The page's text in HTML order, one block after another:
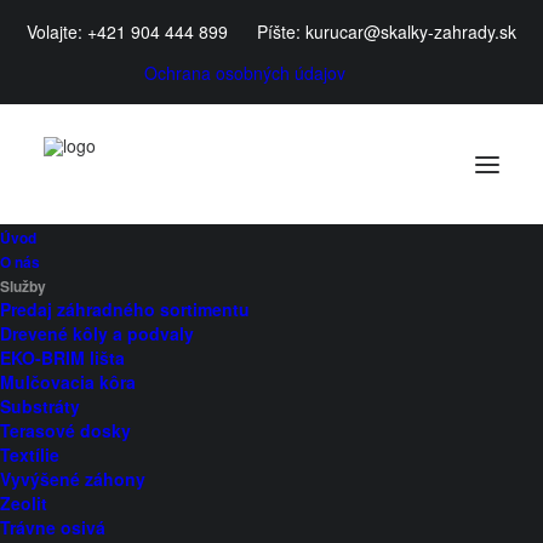
Volajte: +421 904 444 899 Píšte: kurucar@skalky-zahrady.sk
Ochrana osobných údajov
Úvod
O nás
Služby
Predaj záhradného sortimentu
Drevené kôly a podvaly
EKO-BRIM lišta
Mulčovacia kôra
Substráty
Terasové dosky
Textílie
Vyvýšené záhony
Zeolit
Trávne osivá
Verejný priestor
Verejný priestor je srdcom každej komunity. Je to
miesto, kde sa stretávajú ľudia, kde sa budujú vzťahy,